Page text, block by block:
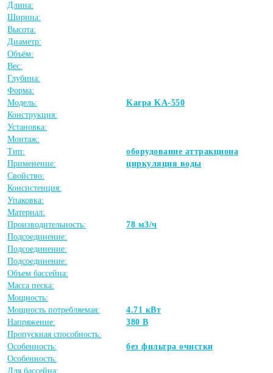
Длина:
Ширина:
Высота:
Диаметр:
Объём:
Вес:
Глубина:
Форма:
Модель:
Karpa KA-550
Конструкция:
Установка:
Монтаж:
Тип:
оборудование аттракциона
Применение:
циркуляция воды
Свойство:
Консистенция:
Упаковка:
Материал:
Производительность:
78 м3/ч
Подсоединение:
Подсоединение:
Подсоединение:
Объем бассейна:
Масса песка:
Мощность:
Мощность потребляемая:
4.71 кВт
Напряжение:
380 В
Пропускная способность:
Особенность:
без фильтра очистки
Особенность:
Для бассейна: